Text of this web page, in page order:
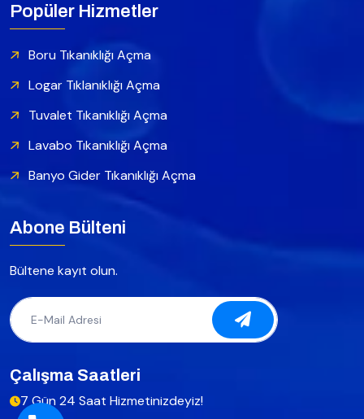
Popüler Hizmetler
Boru Tıkanıklığı Açma
Logar Tıklanıklığı Açma
Tuvalet Tıkanıklığı Açma
Lavabo Tıkanıklığı Açma
Banyo Gider Tıkanıklığı Açma
Abone Bülteni
Bültene kayıt olun.
Çalışma Saatleri
7 Gün 24 Saat Hizmetinizdeyiz!